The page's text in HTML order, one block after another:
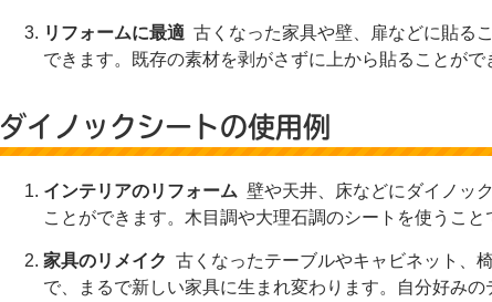
リフォームに最適 古くなった家具や壁、扉などに貼る
できます。既存の素材を剥がさずに上から貼ることが
ダイノックシートの使用例
インテリアのリフォーム 壁や天井、床などにダイノッ
ことができます。木目調や大理石調のシートを使うこ
家具のリメイク 古くなったテーブルやキャビネット、
で、まるで新しい家具に生まれ変わります。自分好み